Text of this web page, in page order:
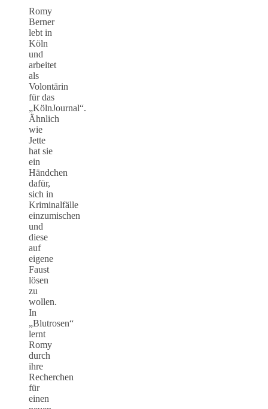
Romy
Berner
lebt in
Köln
und
arbeitet
als
Volontärin
für das
„KölnJournal“.
Ähnlich
wie
Jette
hat sie
ein
Händchen
dafür,
sich in
Kriminalfälle
einzumischen
und
diese
auf
eigene
Faust
lösen
zu
wollen.
In
„Blutrosen“
lernt
Romy
durch
ihre
Recherchen
für
einen